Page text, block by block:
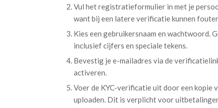
Vul het registratieformulier in met je
want bij een latere verificatie kunnen
Kies een gebruikersnaam en wachtwoord.
inclusief cijfers en speciale tekens.
Bevestig je e-mailadres via de
activeren.
Voer de KYC-verificatie uit door een kopie
uploaden. Dit is verplicht voor